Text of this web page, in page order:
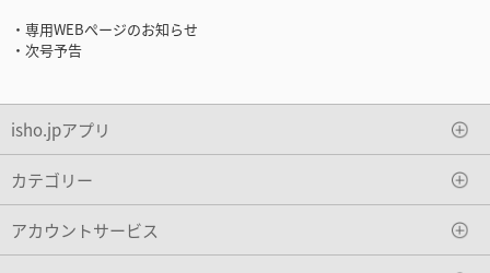
・専用WEBぺージのお知らせ
・次号予告
isho.jpアプリ
カテゴリー
アカウントサービス